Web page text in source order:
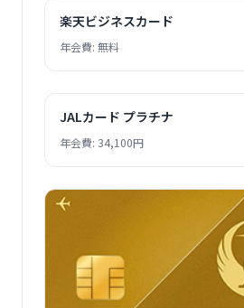
楽天ビジネスカード
年会費: 無料
JALカード プラチナ
年会費: 34,100円